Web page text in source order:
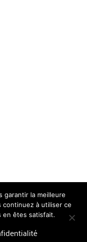
garantir la meilleure
à utiliser ce
en êtes satisfait.